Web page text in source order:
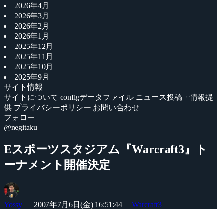
2026年4月
2026年3月
2026年2月
2026年1月
2025年12月
2025年11月
2025年10月
2025年9月
サイト情報
サイトについて configデータファイル ニュース投稿・情報提
供 プライバシーポリシー お問い合わせ
フォロー
@negitaku
Eスポーツスタジアム『Warcraft3』ト
ーナメント開催決定
Yossy 2007年7月6日(金) 16:51:44 Warcraft3